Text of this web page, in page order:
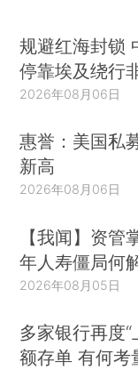
规避红海封锁
停靠埃及绕行
2026年08月06日
惠誉：美国私
新高
2026年08月06日
【我闻】资管
年人寿僵局何
2026年08月05日
多家银行再度
额存单 有何考